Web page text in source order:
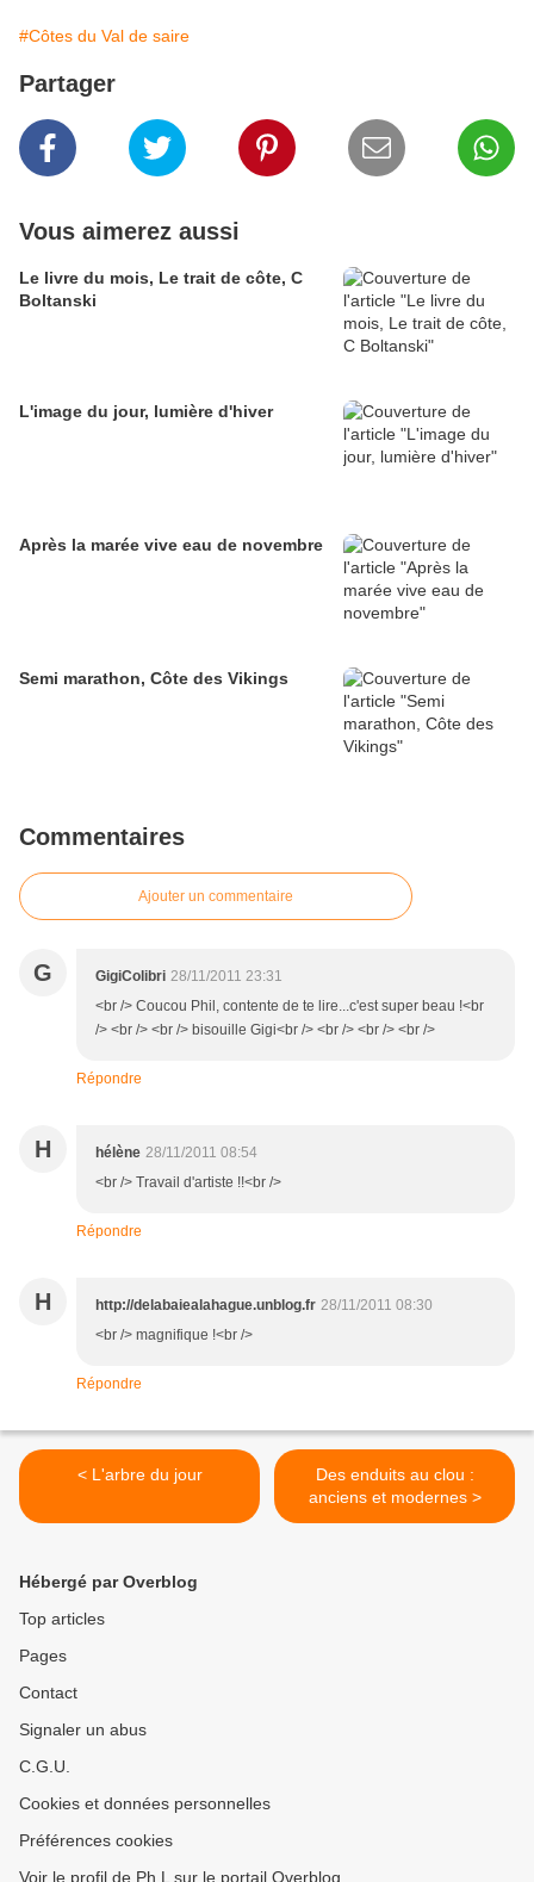
#Côtes du Val de saire
Partager
Vous aimerez aussi
Le livre du mois, Le trait de côte, C
Boltanski
L'image du jour, lumière d'hiver
Après la marée vive eau de novembre
Semi marathon, Côte des Vikings
Commentaires
Ajouter un commentaire
G GigiColibri 28/11/2011 23:31
<br /> Coucou Phil, contente de te lire...c'est super beau !<br
/> <br /> <br /> bisouille Gigi<br /> <br /> <br /> <br />
Répondre
H hélène 28/11/2011 08:54
<br /> Travail d'artiste !!<br />
Répondre
H http://delabaiealahague.unblog.fr 28/11/2011 08:30
<br /> magnifique !<br />
Répondre
< L'arbre du jour
Des enduits au clou :
anciens et modernes >
Hébergé par Overblog
Top articles
Pages
Contact
Signaler un abus
C.G.U.
Cookies et données personnelles
Préférences cookies
Voir le profil de Ph L sur le portail Overblog